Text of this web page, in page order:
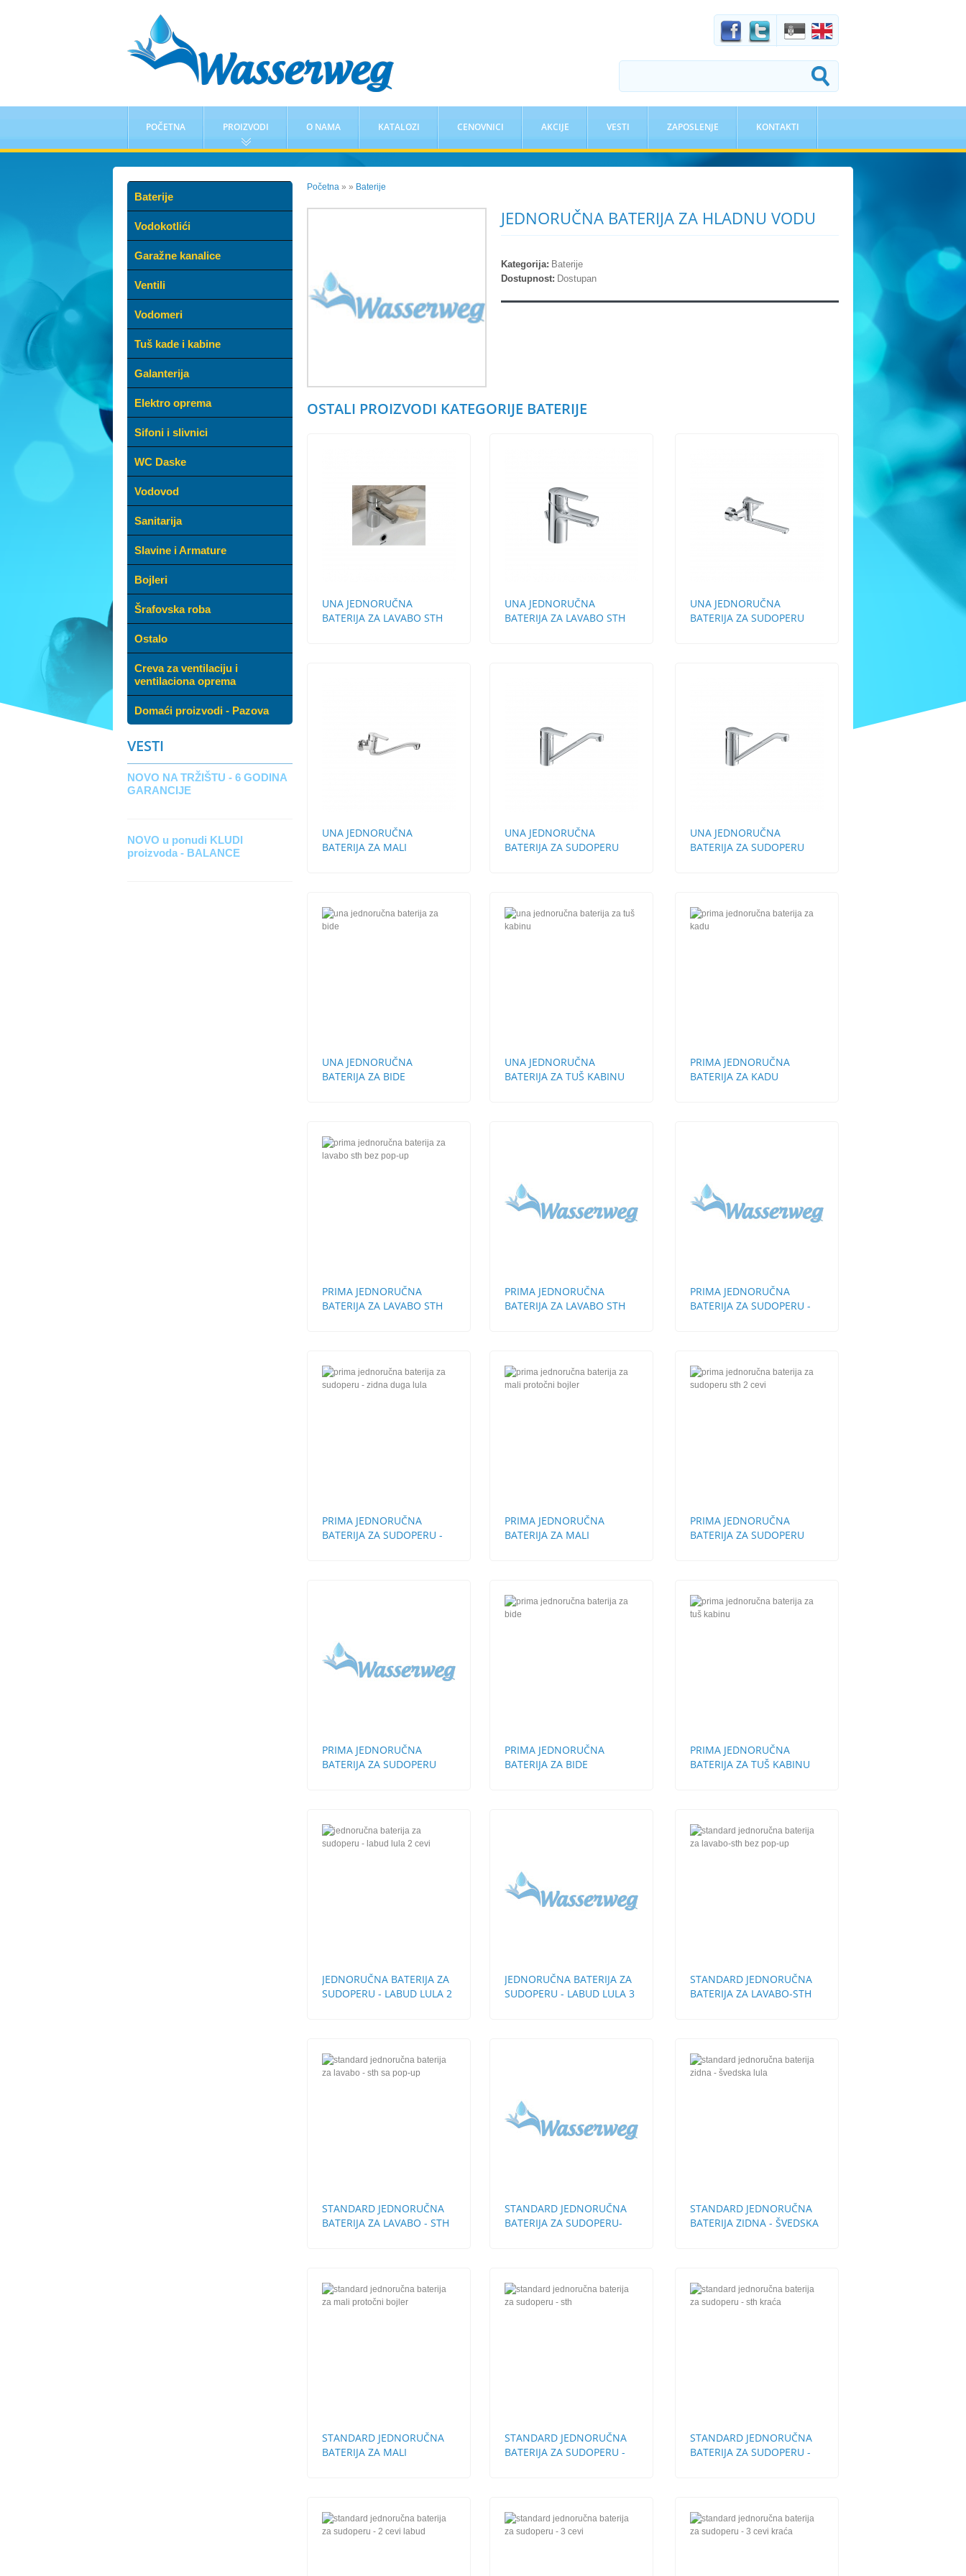
POČETNA PROIZVODI O NAMA KATALOZI CENOVNICI AKCIJE VESTI ZAPOSLENJE KONTAKTI
Baterije
Vodokotlići
Garažne kanalice
Ventili
Vodomeri
Tuš kade i kabine
Galanterija
Elektro oprema
Sifoni i slivnici
WC Daske
Vodovod
Sanitarija
Slavine i Armature
Bojleri
Šrafovska roba
Ostalo
Creva za ventilaciju i
ventilaciona oprema
Domaći proizvodi - Pazova
VESTI
NOVO NA TRŽIŠTU - 6 GODINA
GARANCIJE
NOVO u ponudi KLUDI
proizvoda - BALANCE
Početna » » Baterije
JEDNORUČNA BATERIJA ZA HLADNU VODU
Kategorija: Baterije
Dostupnost: Dostupan
OSTALI PROIZVODI KATEGORIJE BATERIJE
UNA JEDNORUČNA
BATERIJA ZA LAVABO STH
UNA JEDNORUČNA
BATERIJA ZA LAVABO STH
UNA JEDNORUČNA
BATERIJA ZA SUDOPERU
UNA JEDNORUČNA
BATERIJA ZA MALI
UNA JEDNORUČNA
BATERIJA ZA SUDOPERU
UNA JEDNORUČNA
BATERIJA ZA SUDOPERU
UNA JEDNORUČNA
BATERIJA ZA BIDE
UNA JEDNORUČNA
BATERIJA ZA TUŠ KABINU
PRIMA JEDNORUČNA
BATERIJA ZA KADU
PRIMA JEDNORUČNA
BATERIJA ZA LAVABO STH
PRIMA JEDNORUČNA
BATERIJA ZA LAVABO STH
PRIMA JEDNORUČNA
BATERIJA ZA SUDOPERU -
PRIMA JEDNORUČNA
BATERIJA ZA SUDOPERU -
PRIMA JEDNORUČNA
BATERIJA ZA MALI
PRIMA JEDNORUČNA
BATERIJA ZA SUDOPERU
PRIMA JEDNORUČNA
BATERIJA ZA SUDOPERU
PRIMA JEDNORUČNA
BATERIJA ZA BIDE
PRIMA JEDNORUČNA
BATERIJA ZA TUŠ KABINU
JEDNORUČNA BATERIJA ZA
SUDOPERU - LABUD LULA 2
JEDNORUČNA BATERIJA ZA
SUDOPERU - LABUD LULA 3
STANDARD JEDNORUČNA
BATERIJA ZA LAVABO-STH
STANDARD JEDNORUČNA
BATERIJA ZA LAVABO - STH
STANDARD JEDNORUČNA
BATERIJA ZA SUDOPERU-
STANDARD JEDNORUČNA
BATERIJA ZIDNA - ŠVEDSKA
STANDARD JEDNORUČNA
BATERIJA ZA MALI
STANDARD JEDNORUČNA
BATERIJA ZA SUDOPERU -
STANDARD JEDNORUČNA
BATERIJA ZA SUDOPERU -